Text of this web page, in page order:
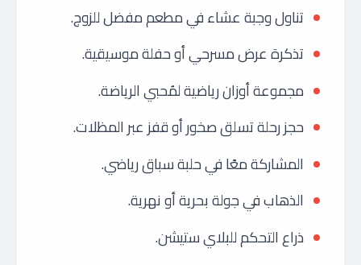
تناول وجبة عشاء في مطعم مفضل للزوج.
تذكرة عرض مسرحي أو حفلة موسيقية.
مجموعة أوزان رياضية لمُحبي الرياضة.
حجز رحلة تسلق صخور أو قفز عبر المظلات.
المشاركة معًا في حلبة سباق رياضي.
الذهاب في جولة بحرية أو نهرية.
ذراع التحكم للبلاي ستيشن.